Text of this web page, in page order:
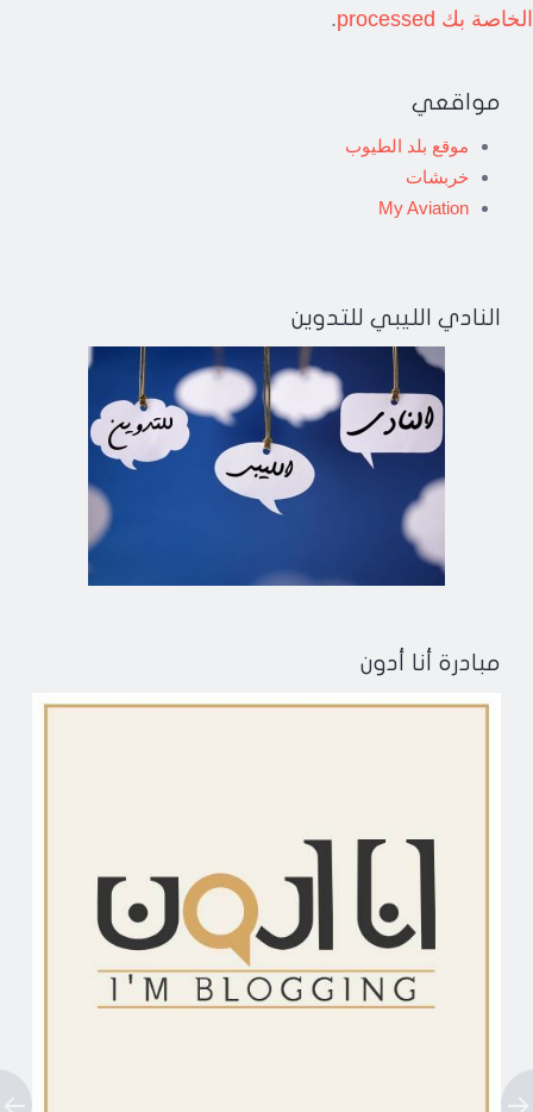
الخاصة بك processed
.
مواقعي
موقع بلد الطيوب
خربشات
My Aviation
النادي الليبي للتدوين
مبادرة أنا أدون